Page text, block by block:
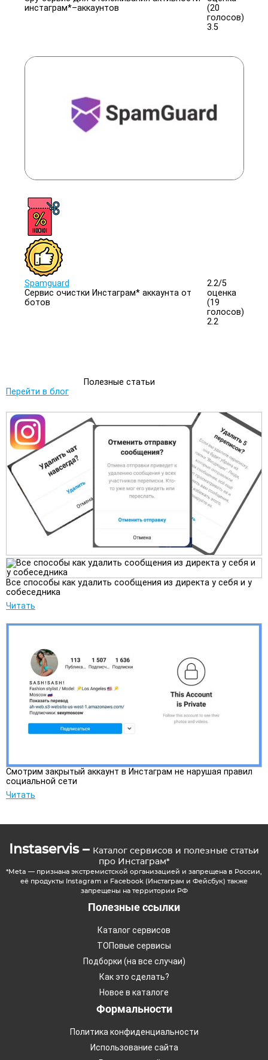
инстаграм*–аккаунтов
(20
голосов)
3.5
Spamguard
Сервис очистки Инстаграм* аккаунта от
ботов
2.2/5
оценка
(19
голосов)
2.2
Полезные статьи
Перейти в блог
Все способы как удалить сообщения из директа у себя и у
собеседника
Читать
Смотрим закрытый аккаунт в Инстаграм не нарушая правил
социальной сети
Читать
Instaservis – Каталог сервисов и полезные статьи
про Инстаграм*
*Meta — признана экстремистской организацией и запрещена в России,
её продукты Instagram и Facebook (Инстаграм и Фейсбук) также
запрещены на территории РФ
Полезные ссылки
Каталог сервисов
ТОПовые сервисы
Подборки (на все случаи)
Как это сделать?
Новое в каталоге
Формальности
Политика конфиденциальности
Использование сайта